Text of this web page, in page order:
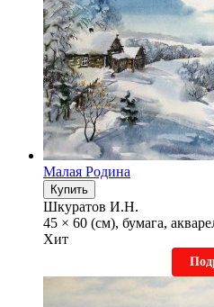
Малая Родина
Купить
Шкуратов И.Н.
45 × 60 (см), бумага,
Хит